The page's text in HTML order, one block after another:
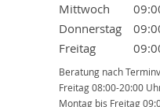
Mittwoch
Donnerstag
Freitag
Beratung nach
Freitag 08:00-20:00
Montag bis Freitag